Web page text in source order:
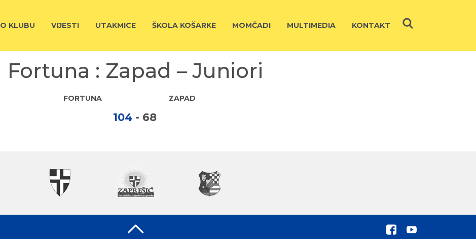
O KLUBU VIJESTI UTAKMICE ŠKOLA KOŠARKE MOMČADI MULTIMEDIA KONTAKT
Fortuna : Zapad – Juniori
FORTUNA
104 - 68
ZAPAD